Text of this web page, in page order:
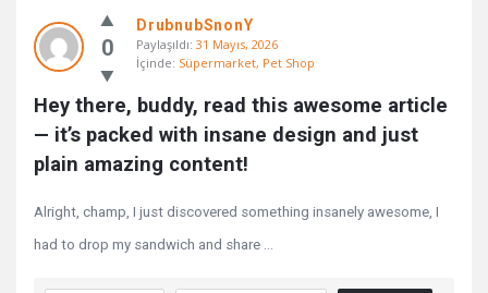
0
DrubnubSnonY
Paylaşıldı: 31 Mayıs, 2026
İçinde: Süpermarket, Pet Shop
Hey there, buddy, read this awesome article
— it’s packed with insane design and just
plain amazing content!
Alright, champ, I just discovered something insanely awesome, I
had to drop my sandwich and share ...